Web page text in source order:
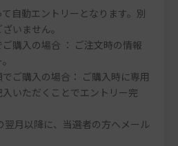
自動エントリーとなります。別
いません。
購入の場合 ： ご注文時の情報
ご購入の場合： ご購入時に専用
いただくことでエントリー完
翌月以降に、当選者の方へメール